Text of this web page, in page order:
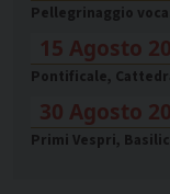
Pellegrinaggio
15 Agosto
Pontificale,
30 Agosto
Primi Vespri,